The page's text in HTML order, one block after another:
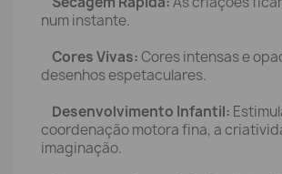
num instante.
Cores Vivas:Cores intensas e
desenhos espetaculares.
Desenvolvimento Infantil:
coordenação motora fina, a
imaginação.